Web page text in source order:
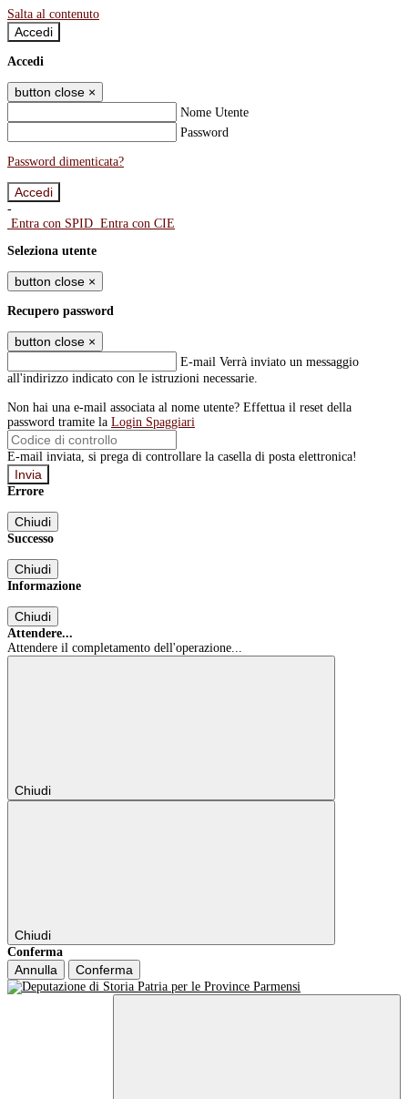
Salta al contenuto
Accedi
Accedi
button close ×
Nome Utente
Password
Password dimenticata?
-
Entra con SPID Entra con CIE
Seleziona utente
button close ×
Recupero password
button close ×
E-mail Verrà inviato un messaggio
all'indirizzo indicato con le istruzioni necessarie.
Non hai una e-mail associata al nome utente? Effettua il reset della
password tramite la Login Spaggiari
E-mail inviata, si prega di controllare la casella di posta elettronica!
Errore
Chiudi
Successo
Chiudi
Informazione
Chiudi
Attendere...
Attendere il completamento dell'operazione...
Chiudi
Chiudi
Conferma
Annulla Conferma